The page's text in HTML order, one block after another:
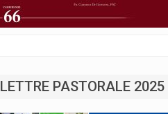
LETTRE PASTORALE